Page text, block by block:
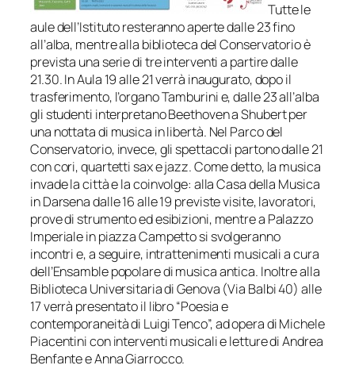
Tutte le
aule dell’Istituto resteranno aperte dalle 23 fino
all’alba, mentre alla biblioteca del Conservatorio è
prevista una serie di tre interventi a partire dalle
21.30. In Aula 19 alle 21 verrà inaugurato, dopo il
trasferimento, l’organo Tamburini e, dalle 23 all’alba
gli studenti interpretano Beethoven a Shubert per
una nottata di musica in libertà. Nel Parco del
Conservatorio, invece, gli spettacoli partono dalle 21
con cori, quartetti sax e jazz. Come detto, la musica
invade la città e la coinvolge: alla Casa della Musica
in Darsena dalle 16 alle 19 previste visite, lavoratori,
prove di strumento ed esibizioni, mentre a Palazzo
Imperiale in piazza Campetto si svolgeranno
incontri e, a seguire, intrattenimenti musicali a cura
dell’Ensamble popolare di musica antica. Inoltre alla
Biblioteca Universitaria di Genova (Via Balbi 40) alle
17 verrà presentato il libro “Poesia e
contemporaneità di Luigi Tenco”, ad opera di Michele
Piacentini con interventi musicali e letture di Andrea
Benfante e Anna Giarrocco.